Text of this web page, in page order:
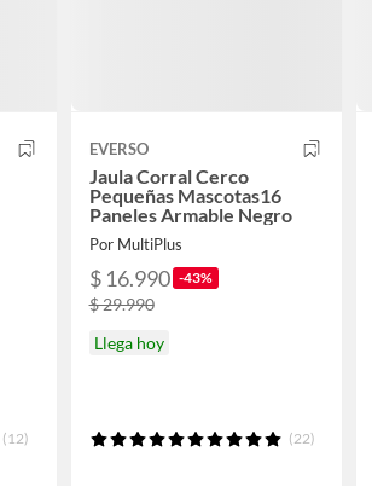
(12)
EVERSO
Jaula Corral Cerco
Pequeñas Mascotas16
Paneles Armable Negro
Por MultiPlus
$ 16.990 -43%
$ 29.990
Llega hoy
(22)